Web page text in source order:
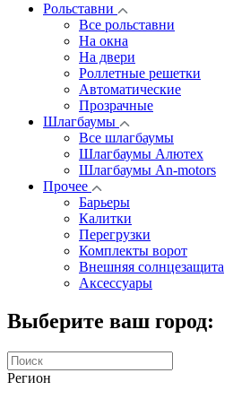
Рольставни
Все рольставни
На окна
На двери
Роллетные решетки
Автоматические
Прозрачные
Шлагбаумы
Все шлагбаумы
Шлагбаумы Алютех
Шлагбаумы An-motors
Прочее
Барьеры
Калитки
Перегрузки
Комплекты ворот
Внешняя солнцезащита
Аксессуары
Выберите ваш город:
Регион